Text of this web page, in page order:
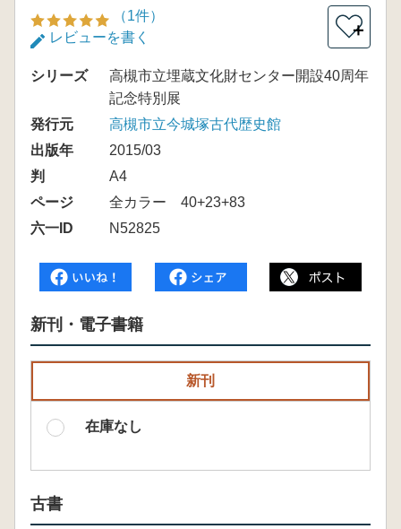
（1件）
レビューを書く
＋
シリーズ
高槻市立埋蔵文化財センター開設40周年
記念特別展
発行元
高槻市立今城塚古代歴史館
出版年
2015/03
判
A4
ページ
全カラー 40+23+83
六一ID
N52825
新刊・電子書籍
新刊
在庫なし
古書